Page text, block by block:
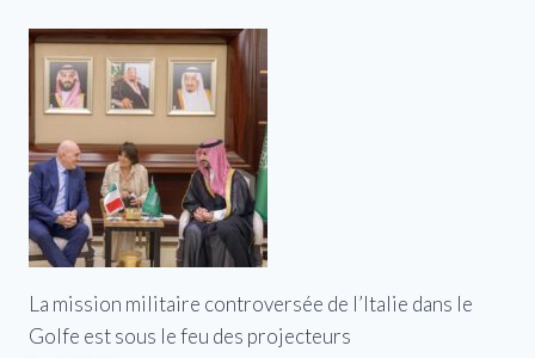
La mission militaire controversée de l’Italie dans le
Golfe est sous le feu des projecteurs